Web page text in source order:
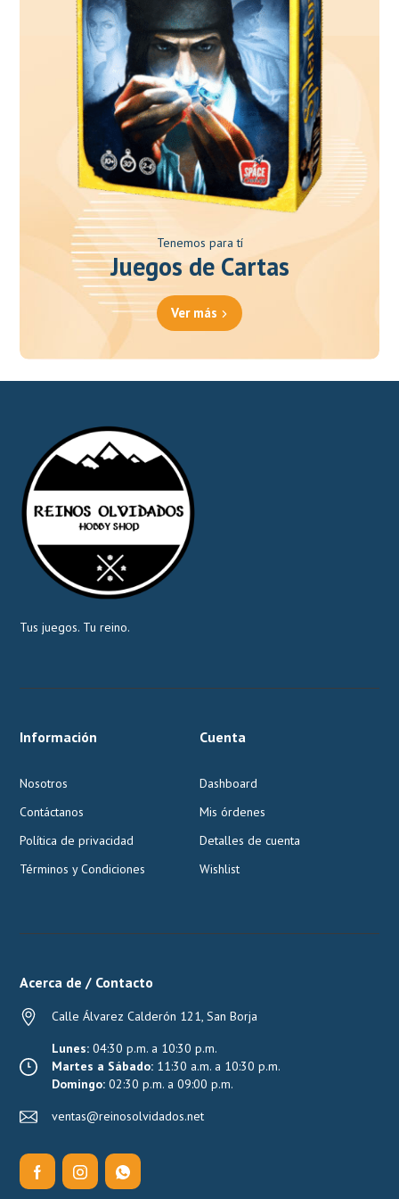
Tenemos para tí
Juegos de Cartas
Ver más
Tus juegos. Tu reino.
Información
Nosotros
Contáctanos
Política de privacidad
Términos y Condiciones
Cuenta
Dashboard
Mis órdenes
Detalles de cuenta
Wishlist
Acerca de / Contacto
Calle Álvarez Calderón 121, San Borja
Lunes: 04:30 p.m. a 10:30 p.m.
Martes a Sábado: 11:30 a.m. a 10:30 p.m.
Domingo: 02:30 p.m. a 09:00 p.m.
ventas@reinosolvidados.net